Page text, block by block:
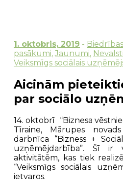
1. oktobris, 2019 -
pasākumi, Jaunumi,
Veiksmīgs sociālais
Aicinām
par sociālo
14. oktobrī “Biznesa
Tīraine, Mārupes
darbnīca “Bizness +
uzņēmējdarbība”. Šī ir
aktivitātēm, kas tiek
“Veiksmīgs sociālais
ietvaros.